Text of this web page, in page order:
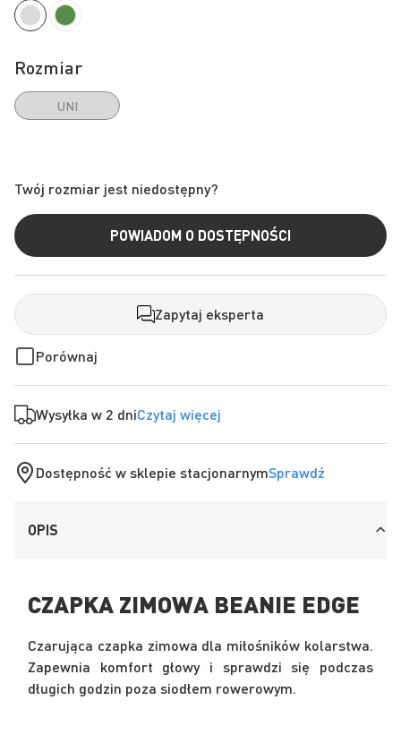
Rozmiar
UNI
Zapytaj eksperta
Porównaj
Wysyłka w 2 dniCzytaj więcej
Dostępność w sklepie stacjonarnymSprawdź
Twój rozmiar jest niedostępny?
POWIADOM O DOSTĘPNOŚCI
OPIS
CZAPKA ZIMOWA BEANIE EDGE
Czarująca czapka zimowa dla miłośników kolarstwa.
Zapewnia komfort głowy i sprawdzi się podczas
długich godzin poza siodłem rowerowym.